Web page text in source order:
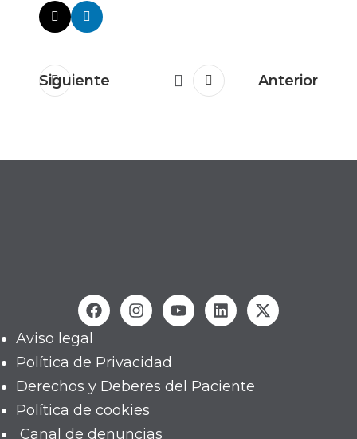
Siguiente Anterior
Aviso legal
Política de Privacidad
Derechos y Deberes del Paciente
Política de cookies
Canal de denuncias